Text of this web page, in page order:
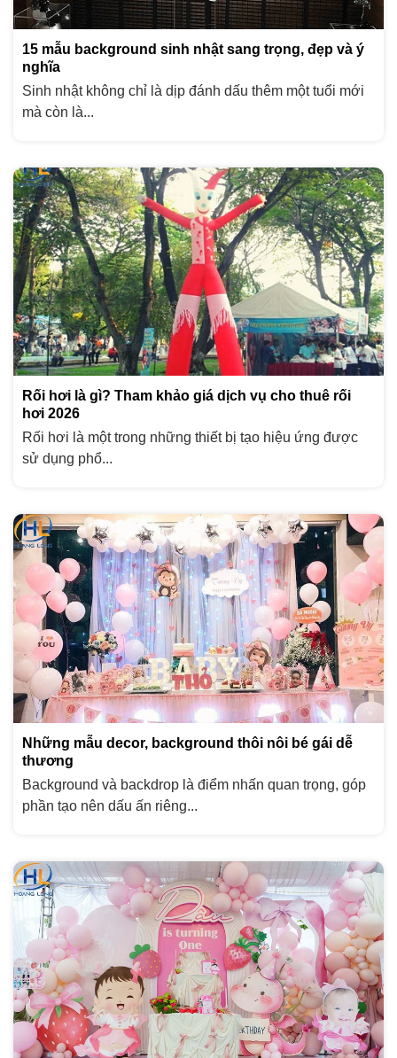
15 mẫu background sinh nhật sang trọng, đẹp và ý
nghĩa
Sinh nhật không chỉ là dịp đánh dấu thêm một tuổi mới
mà còn là...
Rối hơi là gì? Tham khảo giá dịch vụ cho thuê rối
hơi 2026
Rối hơi là một trong những thiết bị tạo hiệu ứng được
sử dụng phổ...
Những mẫu decor, background thôi nôi bé gái dễ
thương
Background và backdrop là điểm nhấn quan trọng, góp
phần tạo nên dấu ấn riêng...